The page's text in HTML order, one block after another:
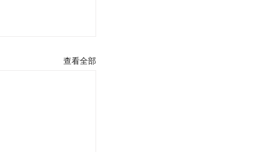
查看全部